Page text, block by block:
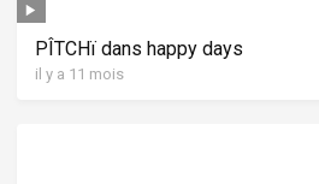
PÎTCHï dans happy days
il y a 11 mois